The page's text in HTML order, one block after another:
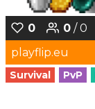
0 0 / 0
playflip.eu
Survival PvP